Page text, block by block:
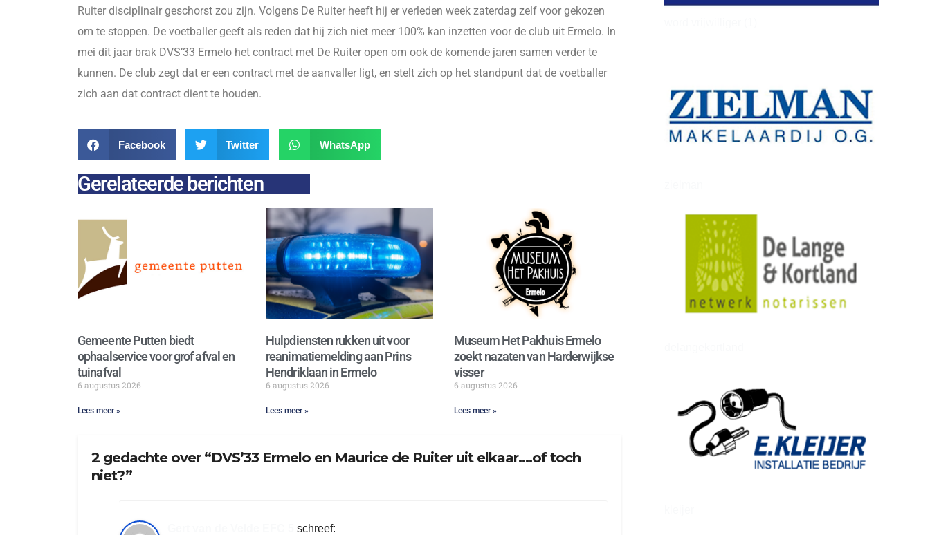
Ruiter disciplinair geschorst zou zijn. Volgens De Ruiter heeft hij er verleden week zaterdag zelf voor gekozen
om te stoppen. De voetballer geeft als reden dat hij zich niet meer 100% kan inzetten voor de club uit Ermelo. In
mei dit jaar brak DVS’33 Ermelo het contract met De Ruiter open om ook de komende jaren samen verder te
kunnen. De club zegt dat er een contract met de aanvaller ligt, en stelt zich op het standpunt dat de voetballer
zich aan dat contract dient te houden.
Facebook Twitter WhatsApp
Gerelateerde berichten
Gemeente Putten biedt
ophaalservice voor grof afval en
tuinafval
6 augustus 2026
Lees meer »
Hulpdiensten rukken uit voor
reanimatiemelding aan Prins
Hendriklaan in Ermelo
6 augustus 2026
Lees meer »
Museum Het Pakhuis Ermelo
zoekt nazaten van Harderwijkse
visser
6 augustus 2026
Lees meer »
2 gedachte over “DVS’33 Ermelo en Maurice de Ruiter uit elkaar….of toch
niet?”
schreef: